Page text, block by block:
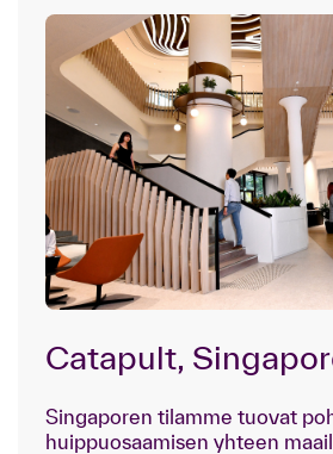
Catapult,
Singaporen tilamme tuovat
huippuosaamisen yhteen